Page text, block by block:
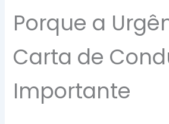
Porque a
Carta de
Importante